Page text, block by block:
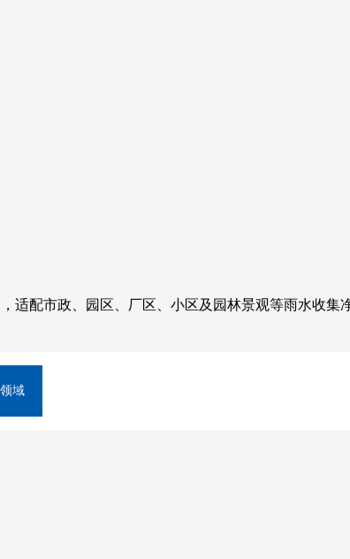
适配市政、园区、厂区、小区及园林景观等雨水收
域